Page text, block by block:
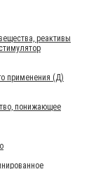
реактивы
применения (Д)
понижающее